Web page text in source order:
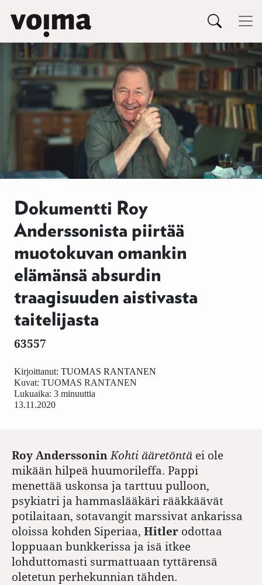
Siirry sisältöön
Päävalikko
Dokumentti Roy
Anderssonista piirtää
muotokuvan omankin
elämänsä absurdin
traagisuuden aistivasta
taitelijasta
63557
13.11.2020
Kirjoittanut: TUOMAS RANTANEN
Kuvat: TUOMAS RANTANEN
Lukuaika: 3 minuuttia
Roy Anderssonin Kohti ääretöntä ei ole
mikään hilpeä huumorileffa. Pappi
menettää uskonsa ja tarttuu pulloon,
psykiatri ja hammaslääkäri rääkkäävät
potilaitaan, sotavangit marssivat ankarissa
oloissa kohden Siperiaa, Hitler odottaa
loppuaan bunkkerissa ja isä itkee
lohduttomasti surmattuaan tyttärensä
oletetun perhekunnian tähden.